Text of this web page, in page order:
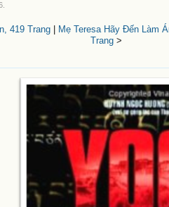
419 Trang|
Mẹ Teresa Hãy Đến Làm
Trang>